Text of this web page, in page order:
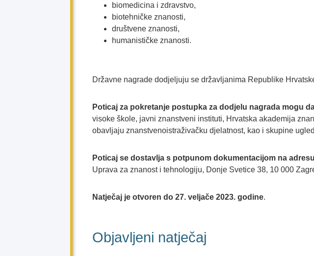
biomedicina i zdravstvo,
biotehničke znanosti,
društvene znanosti,
humanističke znanosti.
Državne nagrade dodjeljuju se državljanima Republike
Poticaj za pokretanje postupka za dodjelu nagrada mogu
visoke škole, javni znanstveni instituti, Hrvatska akademija
obavljaju znanstvenoistraživačku djelatnost, kao i skupine
Poticaj se dostavlja s potpunom dokumentacijom na
Uprava za znanost i tehnologiju, Donje Svetice 38, 10 000
Natječaj je otvoren do 27. veljače 2023. godine.
Objavljeni natječaj